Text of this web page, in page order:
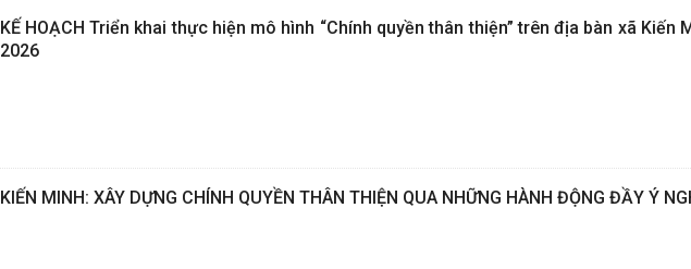
KẾ HOẠCH Triển khai thực hiện mô hình “Chính quyền thân thiện” trên địa bàn xã Kiến
2026
KIẾN MINH: XÂY DỰNG CHÍNH QUYỀN THÂN THIỆN QUA NHỮNG HÀNH ĐỘNG ĐẦY Ý